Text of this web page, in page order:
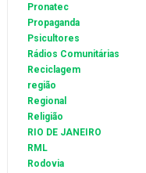
Pronatec
Propaganda
Psicultores
Rádios Comunitárias
Reciclagem
região
Regional
Religião
RIO DE JANEIRO
RML
Rodovia